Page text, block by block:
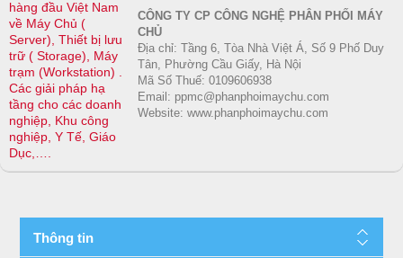
hàng đầu Việt Nam
về Máy Chủ (
Server), Thiết bị lưu
trữ ( Storage), Máy
trạm (Workstation) .
Các giải pháp hạ
tầng cho các doanh
nghiệp, Khu công
nghiệp, Y Tế, Giáo
Dục,….
CÔNG TY CP CÔNG NGHỆ PHÂN PHỐI MÁY
CHỦ
Địa chỉ: Tầng 6, Tòa Nhà Việt Á, Số 9 Phố Duy
Tân, Phường Cầu Giấy, Hà Nội
Mã Số Thuế: 0109606938
Email: ppmc@phanphoimaychu.com
Website: www.phanphoimaychu.com
Thông tin